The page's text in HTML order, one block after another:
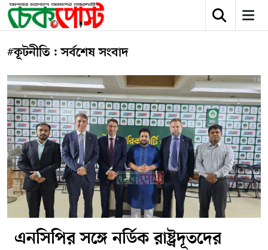
#কূটনীতি : সর্বশেষ সংবাদ
এনসিপির সঙ্গে নর্ডিক রাষ্ট্রদূতদের